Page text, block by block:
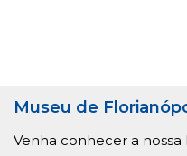
Museu de
Venha conhecer a